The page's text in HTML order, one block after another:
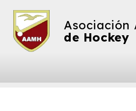
Asociación
de Hockey